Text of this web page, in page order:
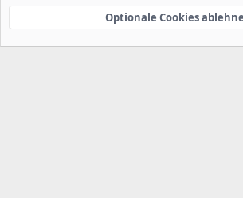
e
Community platform by XenForo® © 2010-2022
xenDach©2010-2014
Optionale Cookies